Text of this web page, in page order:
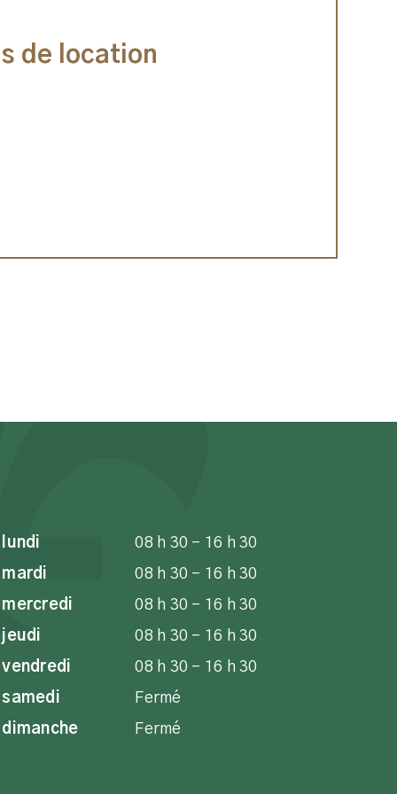
de location
lundi
08 h 30 - 16 h 30
mardi
08 h 30 - 16 h 30
mercredi
08 h 30 - 16 h 30
jeudi
08 h 30 - 16 h 30
vendredi
08 h 30 - 16 h 30
samedi
Fermé
dimanche
Fermé